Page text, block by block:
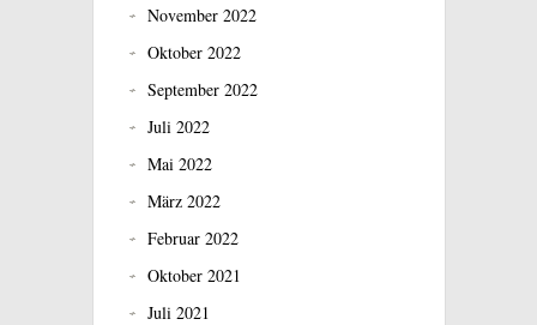
November 2022
Oktober 2022
September 2022
Juli 2022
Mai 2022
März 2022
Februar 2022
Oktober 2021
Juli 2021